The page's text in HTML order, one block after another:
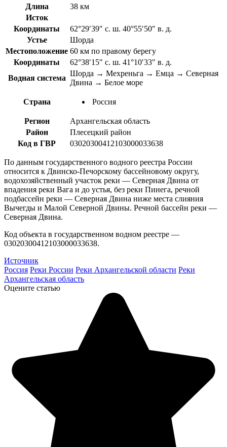
Длина
38 км
Исток
Координаты
62°29′39″ с. ш. 40°55′50″ в. д.
Устье
Шорда
Местоположение 60 км по правому берегу
Координаты
62°38′15″ с. ш. 41°10′33″ в. д.
Водная система
Шорда → Мехреньга → Емца → Северная
Двина → Белое море
Страна Россия
Регион
Архангельская область
Район
Плесецкий район
Код в ГВР
03020300412103000033638
По данным государственного водного реестра России
относится к Двинско-Печорскому бассейновому округу,
водохозяйственный участок реки — Северная Двина от
впадения реки Вага и до устья, без реки Пинега, речной
подбассейн реки — Северная Двина ниже места слияния
Вычегды и Малой Северной Двины. Речной бассейн реки —
Северная Двина.
Код объекта в государственном водном реестре —
03020300412103000033638.
Источник
Россия Реки России Реки Архангельской области Реки
Архангельская область
Оцените статью